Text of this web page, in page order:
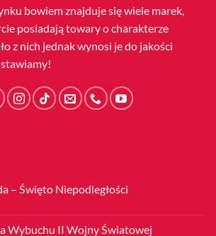
bowiem znajduje się wiele marek,
posiadają towary o charakterze
z nich jednak wynosi je do jakości
– Święto Niepodległości
Wybuchu II Wojny Światowej